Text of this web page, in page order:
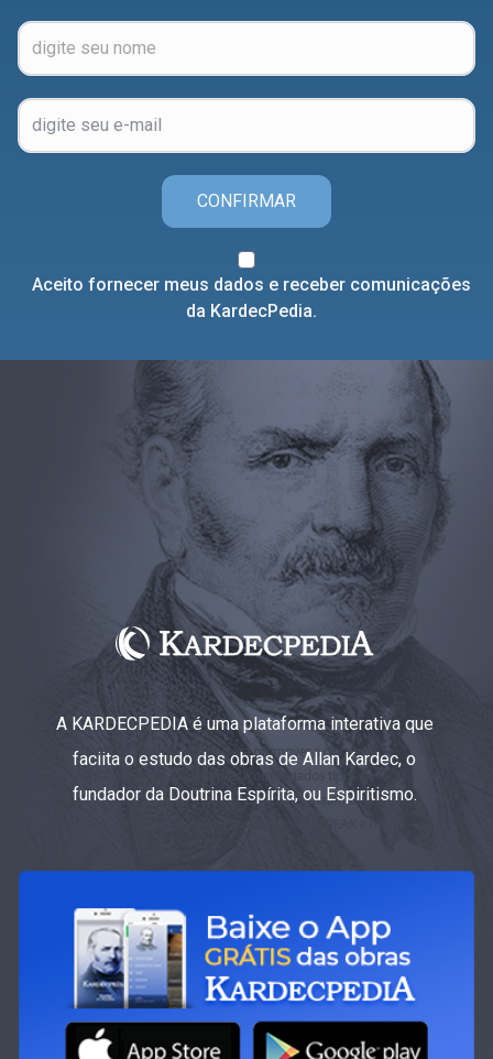
CONFIRMAR
Aceito fornecer meus dados e receber comunicações
da KardecPedia.
A KARDECPEDIA é uma plataforma interativa que
faciita o estudo das obras de Allan Kardec, o
fundador da Doutrina Espírita, ou Espiritismo.